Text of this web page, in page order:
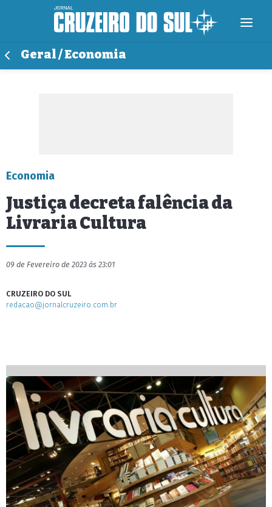
Geral / Economia
Economia
Justiça decreta falência da
Livraria Cultura
09 de Fevereiro de 2023 às 23:01
CRUZEIRO DO SUL
redacao@jornalcruzeiro.com.br